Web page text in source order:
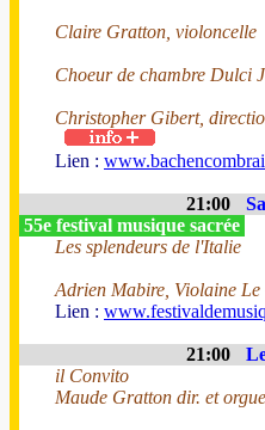
Claire Gratton, violoncelle
Choeur de chambre Dulci
Christopher Gibert,
Lien :
21:00
55e festival musique sacrée
Les splendeurs de l'Italie
Adrien Mabire, Violaine
Lien :
21:00
il Convito
Maude Gratton dir. et orgue